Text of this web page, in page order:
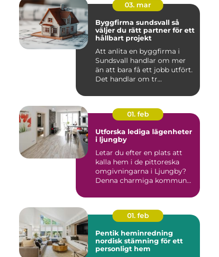
03. mar
Byggfirma sundsvall så
väljer du rätt partner för ett
hållbart projekt
Att anlita en byggfirma i
Sundsvall handlar om mer
än att bara få ett jobb utfört.
Det handlar om tr...
01. feb
Utforska lediga lägenheter
i ljungby
Letar du efter en plats att
kalla hem i de pittoreska
omgivningarna i Ljungby?
Denna charmiga kommun...
01. feb
Pentik heminredning
nordisk stämning för ett
personligt hem